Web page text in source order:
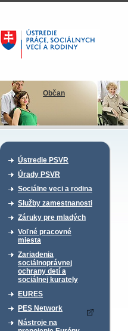
Občan
Ústredie PSVR
Úrady PSVR
Sociálne veci a rodina
Služby zamestnanosti
Záruky pre mladých
Voľné pracovné
miesta
Zariadenia
sociálnoprávnej
ochrany detí a
sociálnej kurately
EURES
PES Network
Nástroje na